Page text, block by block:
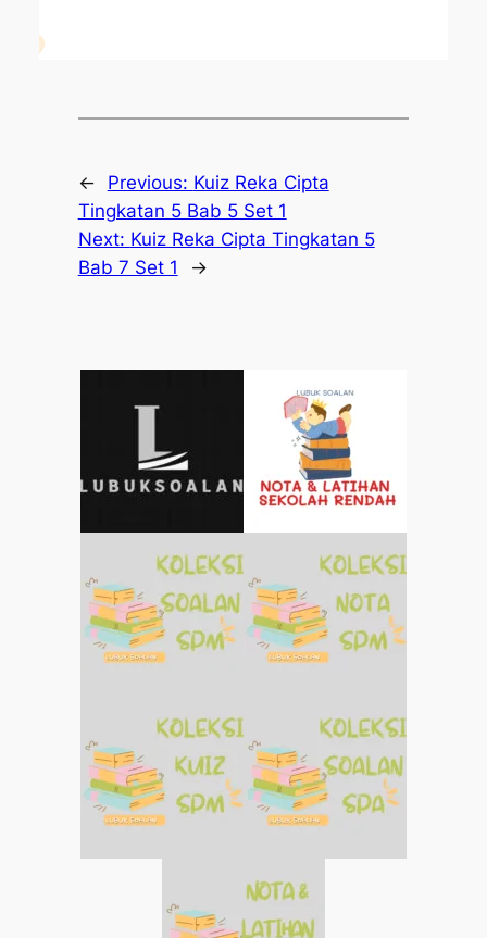
← Previous: Kuiz Reka Cipta
Tingkatan 5 Bab 5 Set 1
Next: Kuiz Reka Cipta Tingkatan 5
Bab 7 Set 1
→